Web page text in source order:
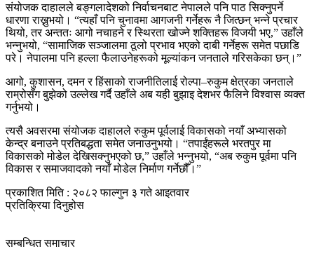
संयोजक दाहालले बङ्गलादेशको निर्वाचनबाट नेपालले पनि पाठ सिक्नुपर्ने
धारणा राख्नुभयो। “त्यहाँ पनि चुनावमा आगजनी गर्नेहरू नै जित्छन् भन्ने प्रचार
थियो, तर अन्ततः आगो नचाहने र स्थिरता खोज्ने शक्तिहरू विजयी भए,” उहाँले
भन्नुभयो, “सामाजिक सञ्जालमा ठूलो प्रभाव भएको दाबी गर्नेहरू समेत पछाडि
परे। नेपालमा पनि हल्ला फैलाउनेहरूको मूल्यांकन जनताले गरिसकेका छन्।”
आगो, कुशासन, दमन र हिंसाको राजनीतिलाई रोल्पा–रुकुम क्षेत्रका जनताले
राम्रोसँग बुझेको उल्लेख गर्दै उहाँले अब यही बुझाइ देशभर फैलिने विश्वास व्यक्त
गर्नुभयो।
त्यसै अवसरमा संयोजक दाहालले रुकुम पूर्वलाई विकासको नयाँ अभ्यासको
केन्द्र बनाउने प्रतिबद्धता समेत जनाउनुभयो। “तपाईंहरूले भरतपुरमा
विकासको मोडेल देखिसक्नुभएको छ,” उहाँले भन्नुभयो, “अब रुकुम पूर्वमा पनि
विकास र समाजवादको नयाँ मोडेल निर्माण गर्नेछौँ।”
प्रकाशित मिति : २०८२ फाल्गुन ३ गते आइतवार
प्रतिक्रिया दिनुहोस
सम्बन्धित समाचार